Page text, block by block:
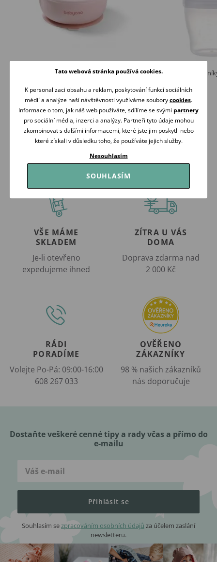
BabyOno Silikonová miska s přísavkou a
169 Kč
Skladem
Koupit
Canpol babies
Skladem
Koupit
VŠE MÁME
SKLADEM
Je-li otevřeno
expedujeme ihned
ZÍTRA U VÁS
DOMA
Doprava zdarma nad
2 000 Kč
RÁDI
PORADÍME
Volejte Po-Pá: 09:00-16:00
608 267 033
OVĚŘENO
ZÁKAZNÍKY
98 % našich zákazníků
nás doporučuje
Dostaňte veškeré cenné tipy a rady včas a přímo do
e-mailu
Přihlásit se
Souhlasím sezpracováním osobních údajů za účelem zaslání
newsletteru.
Tato webová stránka používá cookies.
K personalizaci obsahu a reklam, poskytování funkcí sociálních
médií a analýze naší návštěvnosti využíváme souborycookies.
Informace o tom, jak náš web používáte, sdílíme se svými partnery
pro sociální média, inzerci a analýzy. Partneři tyto údaje mohou
zkombinovat s dalšími informacemi, které jste jim poskytli nebo
které získali v důsledku toho, že používáte jejich služby.
Nesouhlasím
SOUHLASÍM